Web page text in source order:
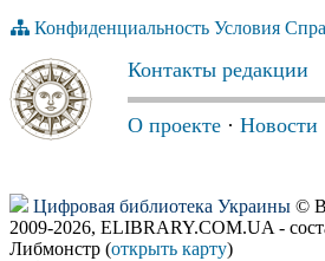
Конфиденциальность Условия
Контакты редакции
О проекте · Новости
Цифровая библиотека Украины ©
2009-2026, ELIBRARY.COM.UA -
Либмонстр (открыть карту)